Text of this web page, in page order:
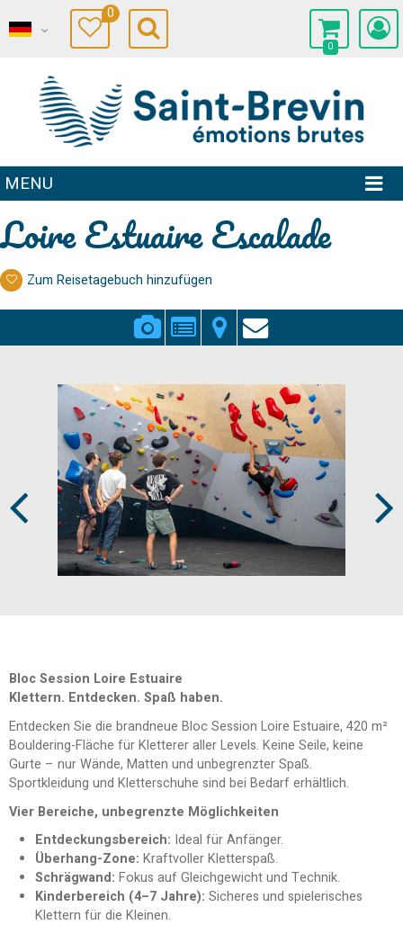
0
0
MENU
Loire Estuaire Escalade
Zum Reisetagebuch hinzufügen
Bloc Session Loire Estuaire
Klettern. Entdecken. Spaß haben.
Entdecken Sie die brandneue Bloc Session Loire Estuaire, 420 m²
Bouldering-Fläche für Kletterer aller Levels. Keine Seile, keine
Gurte – nur Wände, Matten und unbegrenzter Spaß.
Sportkleidung und Kletterschuhe sind bei Bedarf erhältlich.
Vier Bereiche, unbegrenzte Möglichkeiten
Entdeckungsbereich: Ideal für Anfänger.
Überhang-Zone: Kraftvoller Kletterspaß.
Schrägwand: Fokus auf Gleichgewicht und Technik.
Kinderbereich (4–7 Jahre): Sicheres und spielerisches
Klettern für die Kleinen.